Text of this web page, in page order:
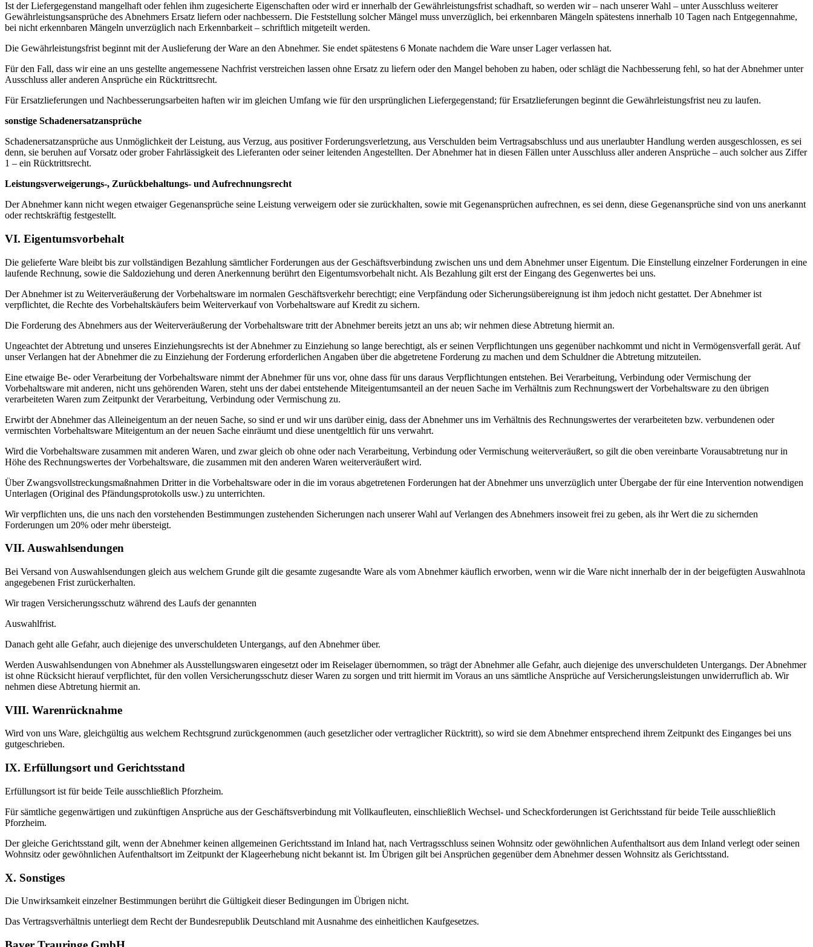
Ist der Liefergegenstand mangelhaft oder fehlen ihm zugesicherte Eigenschaften oder wird er innerhalb der Gewährleistungsfrist schadhaft, so werden wir – nach unserer Wahl – unter Ausschluss weiterer
Gewährleistungsansprüche des Abnehmers Ersatz liefern oder nachbessern. Die Feststellung solcher Mängel muss unverzüglich, bei erkennbaren Mängeln spätestens innerhalb 10 Tagen nach Entgegennahme,
bei nicht erkennbaren Mängeln unverzüglich nach Erkennbarkeit – schriftlich mitgeteilt werden.
Die Gewährleistungsfrist beginnt mit der Auslieferung der Ware an den Abnehmer. Sie endet spätestens 6 Monate nachdem die Ware unser Lager verlassen hat.
Für den Fall, dass wir eine an uns gestellte angemessene Nachfrist verstreichen lassen ohne Ersatz zu liefern oder den Mangel behoben zu haben, oder schlägt die Nachbesserung fehl, so hat der Abnehmer unter
Ausschluss aller anderen Ansprüche ein Rücktrittsrecht.
Für Ersatzlieferungen und Nachbesserungsarbeiten haften wir im gleichen Umfang wie für den ursprünglichen Liefergegenstand; für Ersatzlieferungen beginnt die Gewährleistungsfrist neu zu laufen.
sonstige Schadenersatzansprüche
Schadenersatzansprüche aus Unmöglichkeit der Leistung, aus Verzug, aus positiver Forderungsverletzung, aus Verschulden beim Vertragsabschluss und aus unerlaubter Handlung werden ausgeschlossen, es sei
denn, sie beruhen auf Vorsatz oder grober Fahrlässigkeit des Lieferanten oder seiner leitenden Angestellten. Der Abnehmer hat in diesen Fällen unter Ausschluss aller anderen Ansprüche – auch solcher aus Ziffer
1 – ein Rücktrittsrecht.
Leistungsverweigerungs-, Zurückbehaltungs- und Aufrechnungsrecht
Der Abnehmer kann nicht wegen etwaiger Gegenansprüche seine Leistung verweigern oder sie zurückhalten, sowie mit Gegenansprüchen aufrechnen, es sei denn, diese Gegenansprüche sind von uns anerkannt
oder rechtskräftig festgestellt.
VI. Eigentumsvorbehalt
Die gelieferte Ware bleibt bis zur vollständigen Bezahlung sämtlicher Forderungen aus der Geschäftsverbindung zwischen uns und dem Abnehmer unser Eigentum. Die Einstellung einzelner Forderungen in eine
laufende Rechnung, sowie die Saldoziehung und deren Anerkennung berührt den Eigentumsvorbehalt nicht. Als Bezahlung gilt erst der Eingang des Gegenwertes bei uns.
Der Abnehmer ist zu Weiterveräußerung der Vorbehaltsware im normalen Geschäftsverkehr berechtigt; eine Verpfändung oder Sicherungsübereignung ist ihm jedoch nicht gestattet. Der Abnehmer ist
verpflichtet, die Rechte des Vorbehaltskäufers beim Weiterverkauf von Vorbehaltsware auf Kredit zu sichern.
Die Forderung des Abnehmers aus der Weiterveräußerung der Vorbehaltsware tritt der Abnehmer bereits jetzt an uns ab; wir nehmen diese Abtretung hiermit an.
Ungeachtet der Abtretung und unseres Einziehungsrechts ist der Abnehmer zu Einziehung so lange berechtigt, als er seinen Verpflichtungen uns gegenüber nachkommt und nicht in Vermögensverfall gerät. Auf
unser Verlangen hat der Abnehmer die zu Einziehung der Forderung erforderlichen Angaben über die abgetretene Forderung zu machen und dem Schuldner die Abtretung mitzuteilen.
Eine etwaige Be- oder Verarbeitung der Vorbehaltsware nimmt der Abnehmer für uns vor, ohne dass für uns daraus Verpflichtungen entstehen. Bei Verarbeitung, Verbindung oder Vermischung der
Vorbehaltsware mit anderen, nicht uns gehörenden Waren, steht uns der dabei entstehende Miteigentumsanteil an der neuen Sache im Verhältnis zum Rechnungswert der Vorbehaltsware zu den übrigen
verarbeiteten Waren zum Zeitpunkt der Verarbeitung, Verbindung oder Vermischung zu.
Erwirbt der Abnehmer das Alleineigentum an der neuen Sache, so sind er und wir uns darüber einig, dass der Abnehmer uns im Verhältnis des Rechnungswertes der verarbeiteten bzw. verbundenen oder
vermischten Vorbehaltsware Miteigentum an der neuen Sache einräumt und diese unentgeltlich für uns verwahrt.
Wird die Vorbehaltsware zusammen mit anderen Waren, und zwar gleich ob ohne oder nach Verarbeitung, Verbindung oder Vermischung weiterveräußert, so gilt die oben vereinbarte Vorausabtretung nur in
Höhe des Rechnungswertes der Vorbehaltsware, die zusammen mit den anderen Waren weiterveräußert wird.
Über Zwangsvollstreckungsmaßnahmen Dritter in die Vorbehaltsware oder in die im voraus abgetretenen Forderungen hat der Abnehmer uns unverzüglich unter Übergabe der für eine Intervention notwendigen
Unterlagen (Original des Pfändungsprotokolls usw.) zu unterrichten.
Wir verpflichten uns, die uns nach den vorstehenden Bestimmungen zustehenden Sicherungen nach unserer Wahl auf Verlangen des Abnehmers insoweit frei zu geben, als ihr Wert die zu sichernden
Forderungen um 20% oder mehr übersteigt.
VII. Auswahlsendungen
Bei Versand von Auswahlsendungen gleich aus welchem Grunde gilt die gesamte zugesandte Ware als vom Abnehmer käuflich erworben, wenn wir die Ware nicht innerhalb der in der beigefügten Auswahlnota
angegebenen Frist zurückerhalten.
Wir tragen Versicherungsschutz während des Laufs der genannten
Auswahlfrist.
Danach geht alle Gefahr, auch diejenige des unverschuldeten Untergangs, auf den Abnehmer über.
Werden Auswahlsendungen von Abnehmer als Ausstellungswaren eingesetzt oder im Reiselager übernommen, so trägt der Abnehmer alle Gefahr, auch diejenige des unverschuldeten Untergangs. Der Abnehmer
ist ohne Rücksicht hierauf verpflichtet, für den vollen Versicherungsschutz dieser Waren zu sorgen und tritt hiermit im Voraus an uns sämtliche Ansprüche auf Versicherungsleistungen unwiderruflich ab. Wir
nehmen diese Abtretung hiermit an.
VIII. Warenrücknahme
Wird von uns Ware, gleichgültig aus welchem Rechtsgrund zurückgenommen (auch gesetzlicher oder vertraglicher Rücktritt), so wird sie dem Abnehmer entsprechend ihrem Zeitpunkt des Einganges bei uns
gutgeschrieben.
IX. Erfüllungsort und Gerichtsstand
Erfüllungsort ist für beide Teile ausschließlich Pforzheim.
Für sämtliche gegenwärtigen und zukünftigen Ansprüche aus der Geschäftsverbindung mit Vollkaufleuten, einschließlich Wechsel- und Scheckforderungen ist Gerichtsstand für beide Teile ausschließlich
Pforzheim.
Der gleiche Gerichtsstand gilt, wenn der Abnehmer keinen allgemeinen Gerichtsstand im Inland hat, nach Vertragsschluss seinen Wohnsitz oder gewöhnlichen Aufenthaltsort aus dem Inland verlegt oder seinen
Wohnsitz oder gewöhnlichen Aufenthaltsort im Zeitpunkt der Klageerhebung nicht bekannt ist. Im Übrigen gilt bei Ansprüchen gegenüber dem Abnehmer dessen Wohnsitz als Gerichtsstand.
X. Sonstiges
Die Unwirksamkeit einzelner Bestimmungen berührt die Gültigkeit dieser Bedingungen im Übrigen nicht.
Das Vertragsverhältnis unterliegt dem Recht der Bundesrepublik Deutschland mit Ausnahme des einheitlichen Kaufgesetzes.